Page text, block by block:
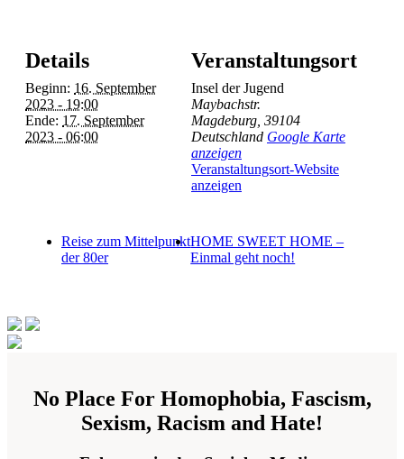
Details
Beginn: 16. September
2023 - 19:00
Ende: 17. September
2023 - 06:00
Veranstaltungsort
Insel der Jugend
Maybachstr.
Magdeburg, 39104
Deutschland Google Karte
anzeigen
Veranstaltungsort-Website
anzeigen
Reise zum Mittelpunkt
der 80er
HOME SWEET HOME –
Einmal geht noch!
No Place For Homophobia, Fascism,
Sexism, Racism and Hate!